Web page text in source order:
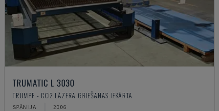
TRUMATIC L 3030
TRUMPF - CO2 LĀZERA GRIEŠANAS IEKĀRTA
SPĀNIJA 2006